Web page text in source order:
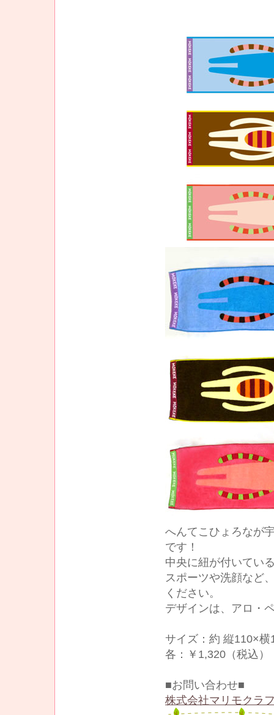
へんてこひょろなが
です！
中央に紐が付いてい
スポーツや洗顔など
ください。
デザインは、アロ・
サイズ：約 縦110×横
各：￥1,320（税込）
■お問い合わせ■
株式会社マリモクラ